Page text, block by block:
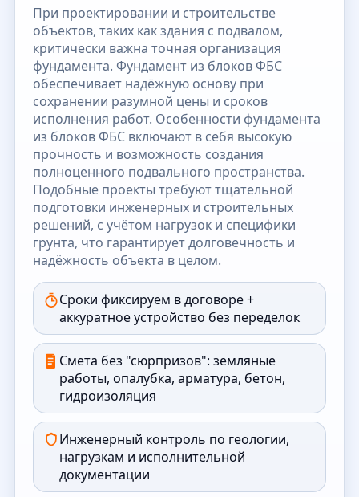
При проектировании и строительстве
объектов, таких как здания с подвалом,
критически важна точная организация
фундамента. Фундамент из блоков ФБС
обеспечивает надёжную основу при
сохранении разумной цены и сроков
исполнения работ. Особенности фундамента
из блоков ФБС включают в себя высокую
прочность и возможность создания
полноценного подвального пространства.
Подобные проекты требуют тщательной
подготовки инженерных и строительных
решений, с учётом нагрузок и специфики
грунта, что гарантирует долговечность и
надёжность объекта в целом.
Сроки фиксируем в договоре +
аккуратное устройство без переделок
Смета без "сюрпризов": земляные
работы, опалубка, арматура, бетон,
гидроизоляция
Инженерный контроль по геологии,
нагрузкам и исполнительной
документации